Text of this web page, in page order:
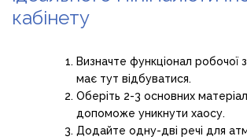
кабінету
Визначте функціонал робочої
має тут відбуватися.
Оберіть 2-3 основних
допоможе уникнути хаосу.
Додайте одну-дві речі для